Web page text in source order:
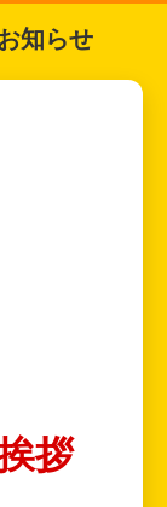
知らせ
拶